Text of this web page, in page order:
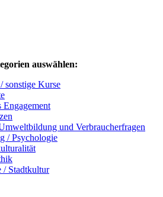
auswählen:
sonstige Kurse
und Verbraucherfragen
/ Psychologie
/ Stadtkultur